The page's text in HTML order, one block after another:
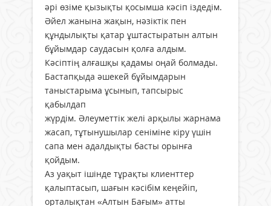
әрі өзіме қызықты қосымша кәсіп іздедім.
Әйел жанына жақын, нәзіктік пен
құндылықты қатар ұштастыратын алтын
бұйымдар саудасын қолға алдым.
Кәсіптің алғашқы қадамы оңай болмады.
Бастапқыда әшекей бұйымдарын
таныстарыма ұсынып, тапсырыс
қабылдап
жүрдім. Әлеуметтік желі арқылы жарнама
жасап, тұтынушылар сеніміне кіру үшін
сапа мен адалдықты басты орынға
қойдым.
Аз уақыт ішінде тұрақты клиенттер
қалыптасып, шағын кәсібім кеңейіп,
орталықтан «Алтын Бағым» атты